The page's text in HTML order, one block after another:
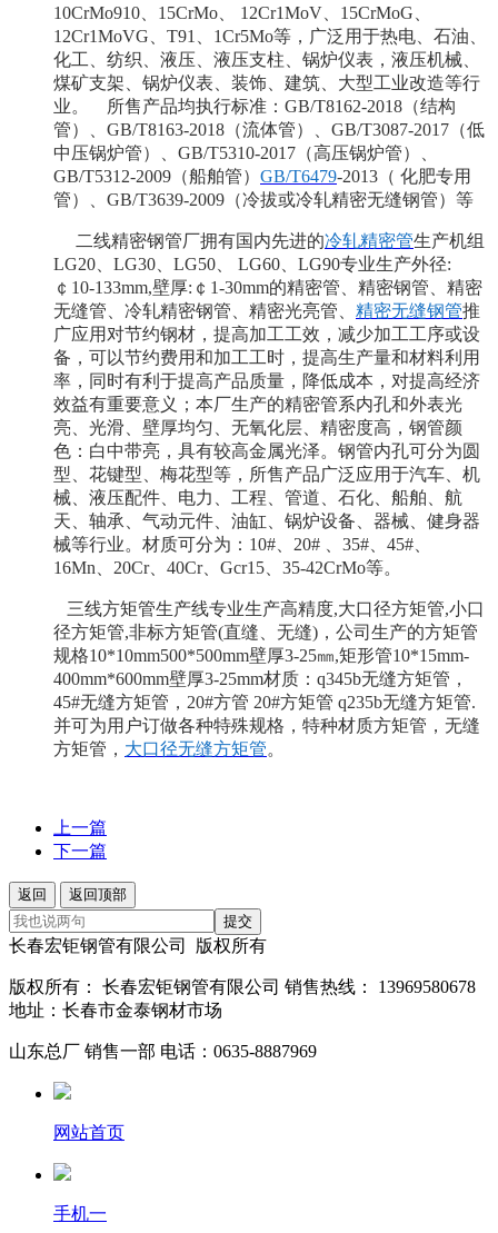
10CrMo910、15CrMo、 12Cr1MoV、15CrMoG、
12Cr1MoVG、T91、1Cr5Mo等，广泛用于热电、石油、
化工、纺织、液压、液压支柱、锅炉仪表，液压机械、
煤矿支架、锅炉仪表、装饰、建筑、大型工业改造等行
业。 所售产品均执行标准：GB/T8162-2018（结构
管）、GB/T8163-2018（流体管）、GB/T3087-2017 （低
中压锅炉管）、 GB/T5310-2017 （高压锅炉管）、
GB/T5312-2009 （船舶管） GB/T6479-2013 （ 化肥专用
管）、 GB/T3639-2009 （冷拔或冷轧精密无缝钢管）等
二线精密钢管厂拥有国内先进的冷轧精密管生产机组
LG20、LG30、LG50、 LG60、LG90专业生产外径:
￠10-133mm,壁厚:￠1-30mm的精密管、精密钢管、精密
无缝管、冷轧精密钢管、精密光亮管、 精密无缝钢管推
广应用对节约钢材，提高加工工效，减少加工工序或设
备，可以节约费用和加工工时，提高生产量和材料利用
率，同时有利于提高产品质量，降低成本，对提高经济
效益有重要意义；本厂生产的精密管系内孔和外表光
亮、光滑、壁厚均匀、无氧化层、精密度高，钢管颜
色：白中带亮，具有较高金属光泽。钢管内孔可分为圆
型、花键型、梅花型等，所售产品广泛应用于汽车、机
械、液压配件、电力、工程、管道、石化、船舶、航
天、轴承、气动元件、油缸、锅炉设备、器械、健身器
械等行业。材质可分为： 10#、20# 、35#、45#、
16Mn、20Cr、40Cr、Gcr15、35-42CrMo等。
三线方矩管生产线专业生产高精度,大口径方矩管,小口
径方矩管,非标方矩管(直缝、无缝)，公司生产的方矩管
规格10*10mm500*500mm壁厚3-25㎜,矩形管10*15mm-
400mm*600mm壁厚3-25mm材质：q345b无缝方矩管，
45#无缝方矩管，20#方管 20#方矩管 q235b无缝方矩管.
并可为用户订做各种特殊规格，特种材质方矩管，无缝
方矩管， 大口径无缝方矩管。
上一篇
下一篇
返回
返回顶部
提交
长春宏钜钢管有限公司 版权所有
版权所有： 长春宏钜钢管有限公司 销售热线： 13969580678
地址：长春市金泰钢材市场
山东总厂 销售一部 电话：0635-8887969
网站首页
手机一